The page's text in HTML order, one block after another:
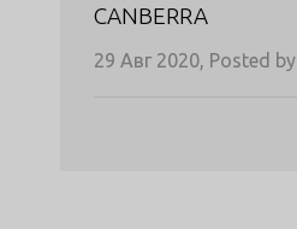
CANBERRA
29 Авг 2020, Posted by